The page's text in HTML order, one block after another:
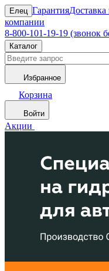
Елец ГарантияДоставка
компании
8-800-101-19-19 (звонок
Каталог
Избранное
Корзина
Войти
Акции